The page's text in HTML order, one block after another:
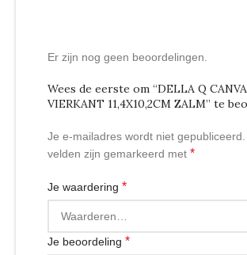
Er zijn nog geen beoordelingen.
Wees de eerste om “DELLA Q
VIERKANT 11,4X10,2CM ZALM” te
Je e-mailadres wordt niet gepubliceerd.
velden zijn gemarkeerd met *
Je waardering *
Je beoordeling *